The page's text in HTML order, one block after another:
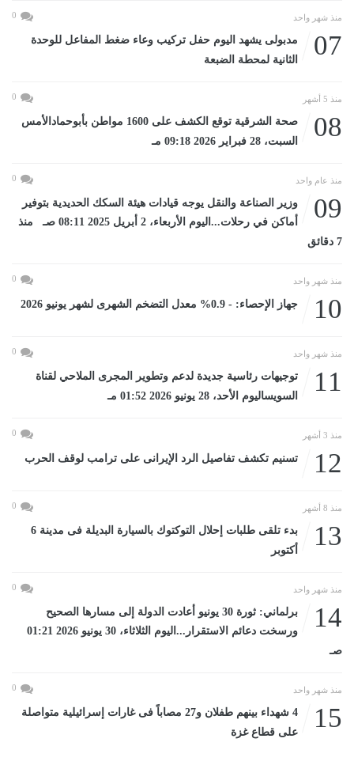
منذ شهر واحد 0
07
مدبولى يشهد اليوم حفل تركيب وعاء ضغط المفاعل للوحدة
الثانية لمحطة الضبعة
منذ 5 أشهر 0
08
صحة الشرقية توقع الكشف على 1600 مواطن بأبوحمادالأمس
السبت، 28 فبراير 2026 09:18 مـ
منذ عام واحد 0
09
وزير الصناعة والنقل يوجه قيادات هيئة السكك الحديدية بتوفير
أماكن في رحلات...اليوم الأربعاء، 2 أبريل 2025 08:11 صـ منذ
7 دقائق
منذ شهر واحد 0
10 جهاز الإحصاء: - 0.9% معدل التضخم الشهرى لشهر يونيو 2026
منذ شهر واحد 0
11
توجيهات رئاسية جديدة لدعم وتطوير المجرى الملاحي لقناة
السويساليوم الأحد، 28 يونيو 2026 01:52 مـ
منذ 3 أشهر 0
12 تسنيم تكشف تفاصيل الرد الإيرانى على ترامب لوقف الحرب
منذ 8 أشهر 0
13
بدء تلقى طلبات إحلال التوكتوك بالسيارة البديلة فى مدينة 6
أكتوبر
منذ شهر واحد 0
14
برلماني: ثورة 30 يونيو أعادت الدولة إلى مسارها الصحيح
ورسخت دعائم الاستقرار...اليوم الثلاثاء، 30 يونيو 2026 01:21
صـ
منذ شهر واحد 0
15
4 شهداء بينهم طفلان و27 مصاباً فى غارات إسرائيلية متواصلة
على قطاع غزة